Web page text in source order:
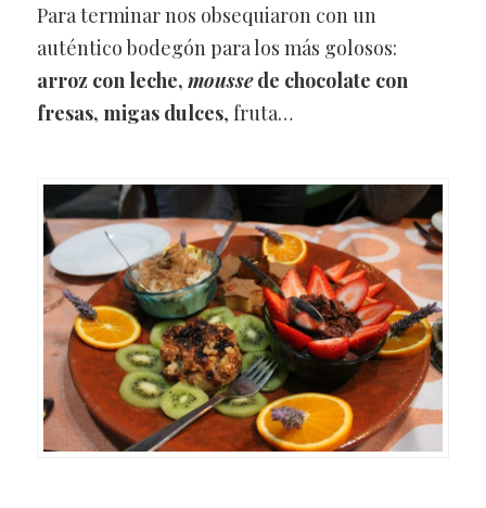
Para terminar nos obsequiaron con un
auténtico bodegón para los más golosos:
arroz con leche, moussede chocolate con
fresas, migas dulces, fruta…